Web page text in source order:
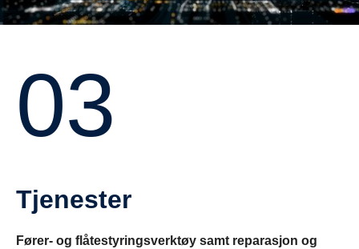
03
Tjenester
Fører- og flåtestyringsverktøy samt reparasjon og